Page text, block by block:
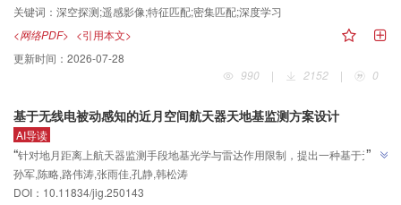
月球遥感影像匹配面临着辐射差异、几何畸变和尺度变化等严峻挑战。本文综
述了自实施月球探测任务以来，国内外关于月球影像匹配的研究进展。首先对
月球探测任务和获取的影像数据进行了介绍，然后阐述了不同类型的月球影像
匹配方法，具体包括：1）在月球影像特征匹配方法研究进展方面，梳理了轨道
器影像匹配、巡视器影像匹配和月球多模态影像匹配的相关研究发展过程； 2）
（semi-global matching，SGM）算法等方面进行阐述；3）在月球影像深度学
习匹配方法部分，剖析了基于深度学习的特征匹配和密集匹配代表性算法的核
心思想，并总结分析了这些算法的参数量、推理速度及硬件需求等指标；4）通
过实验对比了传统方法和深度学习方法的匹配性能。根据特征匹配实验结果，
传统方法中HAPCG（histogram of absolute phase consistency gradients）精
关键词： 深空探测;遥感影像;特征匹配;密集匹配;深度学习
<网络PDF> <引用本文>
更新时间： 2026-07-28
990
| 2152 | 0
基于无线电被动感知的近月空间航天器天地基监测方案设计
AI导读
“针对地月距离上航天器监测手段地基光学与雷达作用限制，提出一种基于无线
电被动感知技术的近月空间航天器天地基联合监测方案，无需主动发射无线电
信号，仅利用在轨航天器发送的下行无线电信号实现目标监测，介绍了其在近
”
孙军,陈略,路伟涛,张雨佳,孔静,韩松涛
DOI： 10.11834/jig.250143